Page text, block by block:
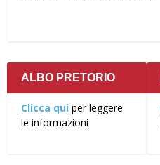
ALBO PRETORIO
Clicca qui per leggere
le informazioni